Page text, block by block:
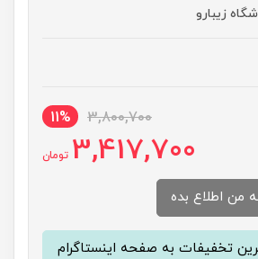
زیبارو
3,800,700
11%
3,417,700 تومان
تخفیفات به صفحه اینستاگرام